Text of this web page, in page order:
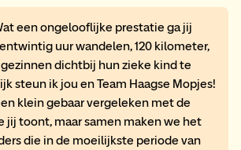
een ongelooflijke prestatie ga jij
uur wandelen, 120 kilometer,
dichtbij hun zieke kind te
steun ik jou en Team Haagse Mopjes!
klein gebaar vergeleken met de
jij toont, maar samen maken we het
die in de moeilijkste periode van